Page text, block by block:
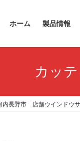
ホーム 製品情報
カッ
内長野市 店舗ウインドウ